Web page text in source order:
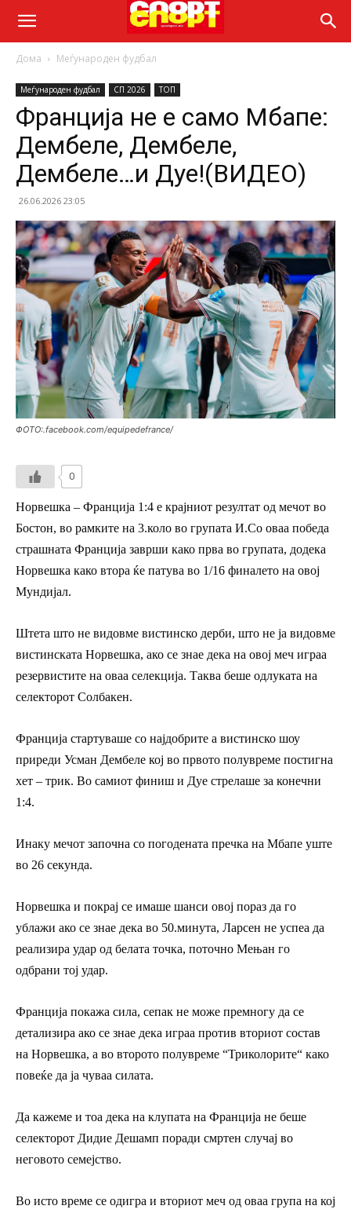
Дома Меѓународен фудбал
Меѓународен фудбал СП 2026 ТОП
Франција не е само Мбапе:
Дембеле, Дембеле,
Дембеле…и Дуе!(ВИДЕО)
26.06.2026 23:05
ФОТО:.facebook.com/equipedefrance/
0
Норвешка – Франција 1:4 е крајниот резултат од мечот во
Бостон, во рамките на 3.коло во групата И.Со оваа победа
страшната Франција заврши како прва во групата, додека
Норвешка како втора ќе патува во 1/16 финалето на овој
Мундијал.
Штета што не видовме вистинско дерби, што не ја видовме
вистинската Норвешка, ако се знае дека на овој меч играа
резервистите на оваа селекција. Таква беше одлуката на
селекторот Солбакен.
Франција стартуваше со најдобрите а вистинско шоу
приреди Усман Дембеле кој во првото полувреме постигна
хет – трик. Во самиот финиш и Дуе стрелаше за конечни
1:4.
Инаку мечот започна со погодената пречка на Мбапе уште
во 26 секунда.
Норвешка и покрај се имаше шанси овој пораз да го
ублажи ако се знае дека во 50.минута, Ларсен не успеа да
реализира удар од белата точка, поточно Мењан го
одбрани тој удар.
Франција покажа сила, сепак не може премногу да се
детализира ако се знае дека играа против вториот состав
на Норвешка, а во второто полувреме “Триколорите“ како
повеќе да ја чуваа силата.
Да кажеме и тоа дека на клупата на Франција не беше
селекторот Дидие Дешамп поради смртен случај во
неговото семејство.
Во исто време се одигра и вториот меч од оваа група на кој